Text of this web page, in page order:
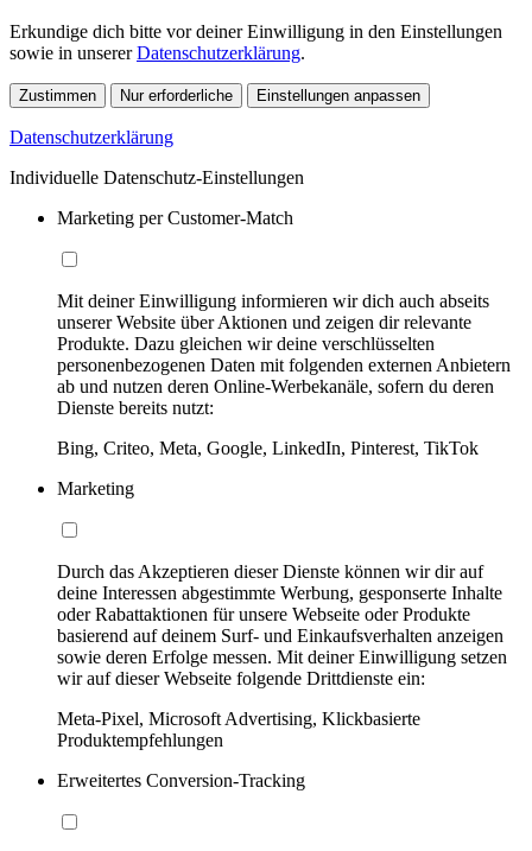
Erkundige dich bitte vor deiner Einwilligung in den Einstellungen
sowie in unsererDatenschutzerklärung.
Zustimmen Nur erforderliche Einstellungen anpassen
Datenschutzerklärung
Individuelle Datenschutz-Einstellungen
Marketing per Customer-Match
Mit deiner Einwilligung informieren wir dich auch abseits
unserer Website über Aktionen und zeigen dir relevante
Produkte. Dazu gleichen wir deine verschlüsselten
personenbezogenen Daten mit folgenden externen Anbietern
ab und nutzen deren Online-Werbekanäle, sofern du deren
Dienste bereits nutzt:
Bing, Criteo, Meta, Google, LinkedIn, Pinterest, TikTok
Marketing
Durch das Akzeptieren dieser Dienste können wir dir auf
deine Interessen abgestimmte Werbung, gesponserte Inhalte
oder Rabattaktionen für unsere Webseite oder Produkte
basierend auf deinem Surf- und Einkaufsverhalten anzeigen
sowie deren Erfolge messen. Mit deiner Einwilligung setzen
wir auf dieser Webseite folgende Drittdienste ein:
Meta-Pixel, Microsoft Advertising, Klickbasierte
Produktempfehlungen
Erweitertes Conversion-Tracking